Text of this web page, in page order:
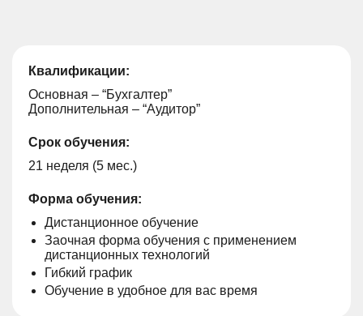
Квалификации:
Основная – “Бухгалтер”
Дополнительная – “Аудитор”
Срок обучения:
21 неделя (5 мес.)
Форма обучения:
Дистанционное обучение
Заочная форма обучения с применением
дистанционных технологий
Гибкий график
Обучение в удобное для вас время